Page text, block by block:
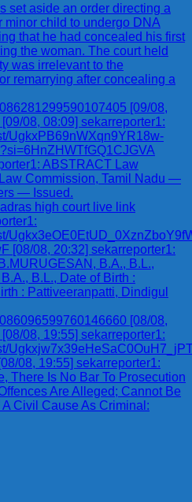
set aside an order directing a
minor child to undergo DNA
that he had concealed his first
the woman. The court held
was irrelevant to the
remarrying after concealing a
[09/08,
08, 08:09] sekarreporter1:
UgkxPB69nWXqn9YR18w-
ABSTRACT Law
Commission, Tamil Nadu —
— Issued.
high court live link
[08/08, 20:32] sekarreporter1:
B.A., B.L.,
B.L., Date of Birth :
: Pattiveeranpatti, Dindigul
[08/08,
08, 19:55] sekarreporter1:
08, 19:55] sekarreporter1:
There Is No Bar To Prosecution
Are Alleged; Cannot Be
A Civil Cause As Criminal: